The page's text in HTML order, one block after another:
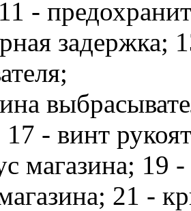
-
задержка;
17 - винт
магазина; 19
21 -